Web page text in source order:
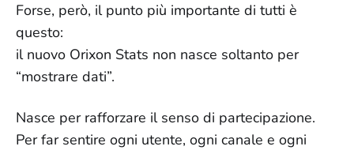
Forse, però, il punto più importante di tutti è
questo:
il nuovo Orixon Stats non nasce soltanto per
“mostrare dati”.
Nasce per rafforzare il senso di partecipazione.
Per far sentire ogni utente, ogni canale e ogni